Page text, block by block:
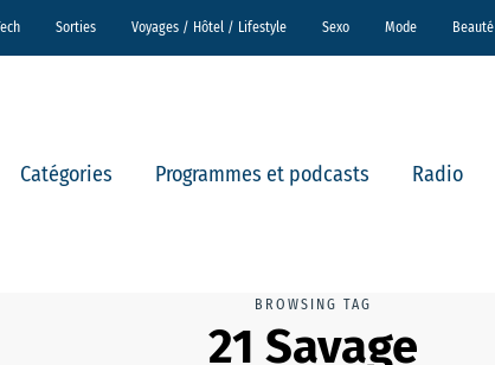
Sorties Voyages / Hôtel / Lifestyle Sexo Mode Beauté
Catégories Programmes et podcasts Radio
BROWSING TAG
21 Savage